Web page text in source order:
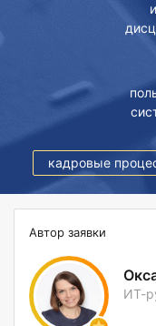
кадровые
Автор заявки
ИТ-